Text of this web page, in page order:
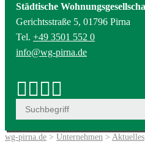
Städtische
Gerichtsstraße 5, 01796 Pirna
Tel. +49 3501 552 0
info@wg-pirna.de
wg-pirna.de > Unternehmen > Aktuelles